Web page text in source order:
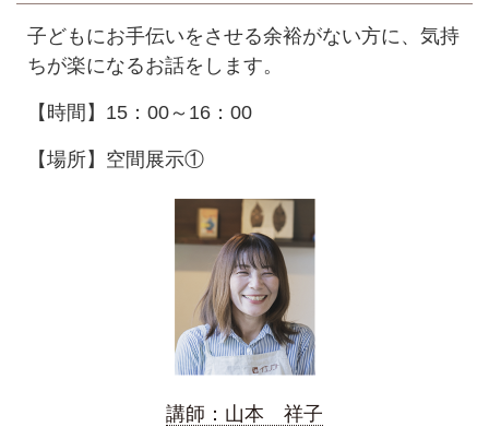
子どもにお手伝いをさせる余裕がない方に、気持
ちが楽になるお話をします。
【時間】15：00～16：00
【場所】空間展示①
講師：山本 祥子